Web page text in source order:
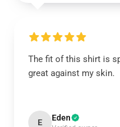
The fit of this shirt is
great against my skin.
E Eden